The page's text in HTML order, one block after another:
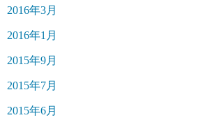
2016年3月
2016年1月
2015年9月
2015年7月
2015年6月